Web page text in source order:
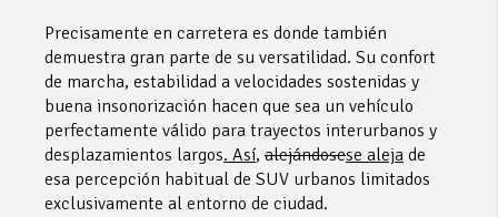
Precisamente en carretera es donde también
demuestra gran parte de su versatilidad. Su confort
de marcha, estabilidad a velocidades sostenidas y
buena insonorización hacen que sea un vehículo
perfectamente válido para trayectos interurbanos y
desplazamientos largos. Así, alejándosese aleja de
esa percepción habitual de SUV urbanos limitados
exclusivamente al entorno de ciudad.